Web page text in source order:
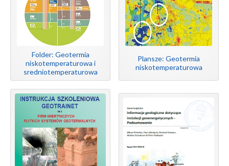
Folder: Geotermia
niskotemperaturowa i
sredniotemperaturowa
Plansze: Geotermia
niskotemperaturowa